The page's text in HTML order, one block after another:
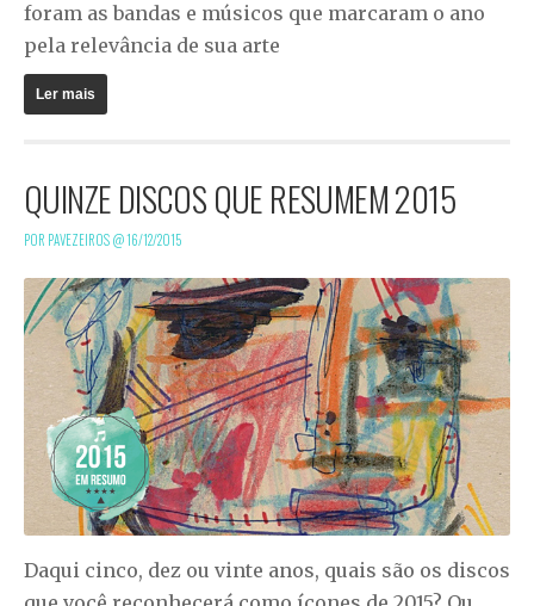
foram as bandas e músicos que marcaram o ano
pela relevância de sua arte
Ler mais
QUINZE DISCOS QUE RESUMEM 2015
POR PAVEZEIROS @16/12/2015
Daqui cinco, dez ou vinte anos, quais são os discos